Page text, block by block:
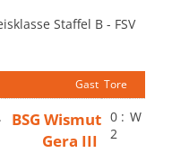
Staffel B - FSV
Gast Tore
BSG Wismut
Gera III
0 :
2
W